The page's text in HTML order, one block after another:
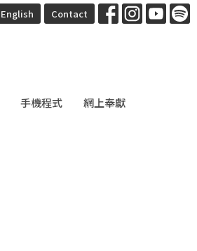
English Contact
手機程式 網上奉獻